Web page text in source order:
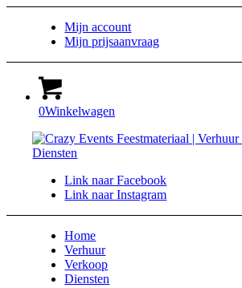
Mijn account
Mijn prijsaanvraag
0Winkelwagen
Link naar Facebook
Link naar Instagram
Home
Verhuur
Verkoop
Diensten